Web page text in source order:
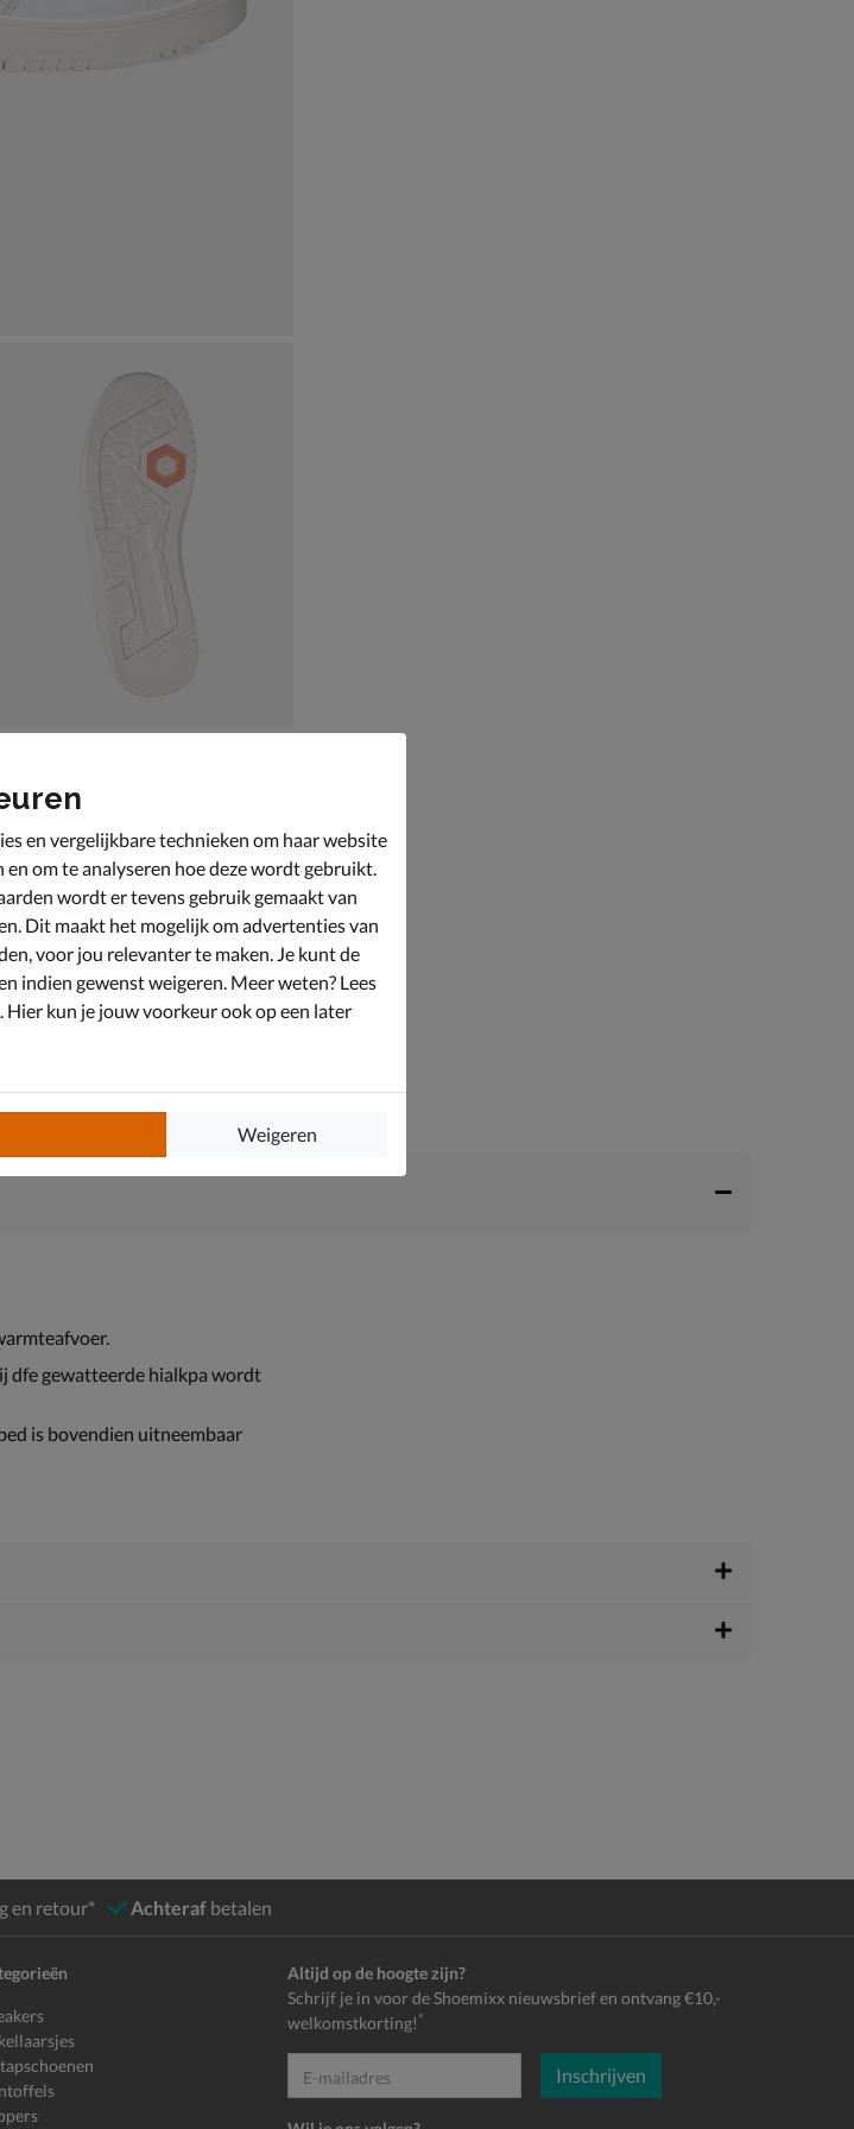
dfe gewatteerde hialkpa wordt
is bovendien uitneembaar
en retour* Achteraf betalen
Altijd op de hoogte zijn?
Schrijf je in voor de Shoemixx nieuwsbrief en ontvang €10,-
welkomstkorting! *
E-mailadres Inschrijven
en vergelijkbare technieken om haar website
om te analyseren hoe deze wordt gebruikt.
wordt er tevens gebruik gemaakt van
Dit maakt het mogelijk om advertenties van
voor jou relevanter te maken. Je kunt de
indien gewenst weigeren. Meer weten? Lees
. Hier kun je jouw voorkeur ook op een later
Weigeren